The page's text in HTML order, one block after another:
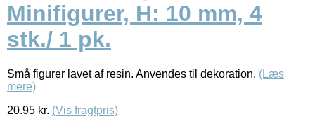
Minifigurer, H: 10 mm, 4
stk./ 1 pk.
Små figurer lavet af resin. Anvendes til dekoration. (Læs
mere)
20.95 kr. (Vis fragtpris)